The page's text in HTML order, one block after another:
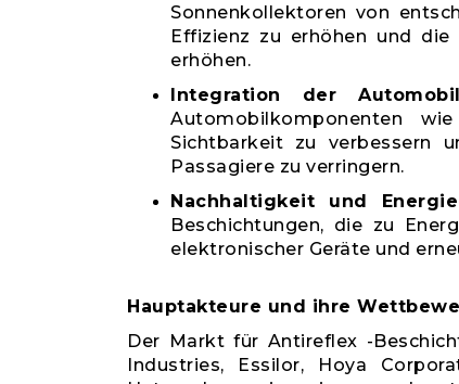
Sonnenkollektoren von
Effizienz zu erhöhen und
erhöhen.
Integration der
Automobilkomponenten
Sichtbarkeit zu verbessern
Passagiere zu verringern.
Nachhaltigkeit und
Beschichtungen, die zu
elektronischer Geräte und
Hauptakteure und ihre
Der Markt für Antireflex -
Industries, Essilor, Hoya